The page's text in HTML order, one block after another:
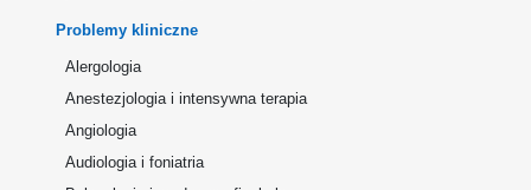
Problemy kliniczne
Alergologia
Anestezjologia i intensywna terapia
Angiologia
Audiologia i foniatria